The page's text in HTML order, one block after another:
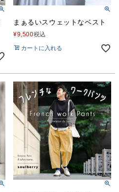
まぁるいスウェットなベスト
¥9,500税込
カートに入れる